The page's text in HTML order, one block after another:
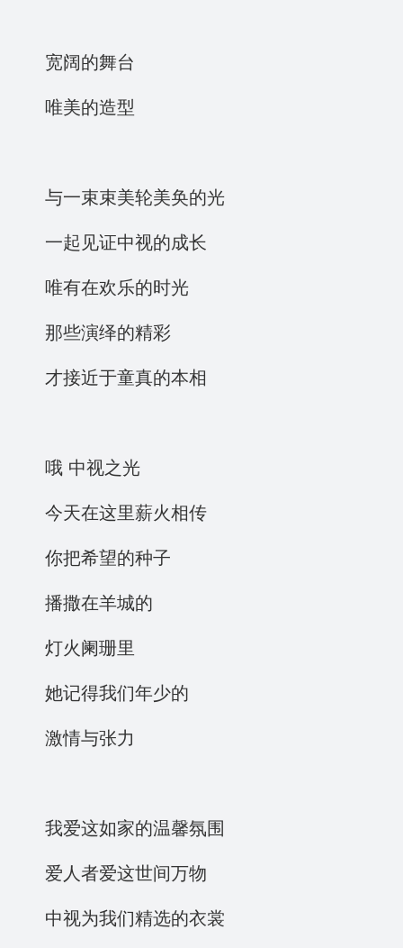
宽阔的舞台
唯美的造型
与一束束美轮美奂的光
一起见证中视的成长
唯有在欢乐的时光
那些演绎的精彩
才接近于童真的本相
哦 中视之光
今天在这里薪火相传
你把希望的种子
播撒在羊城的
灯火阑珊里
她记得我们年少的
激情与张力
我爱这如家的温馨氛围
爱人者爱这世间万物
中视为我们精选的衣裳